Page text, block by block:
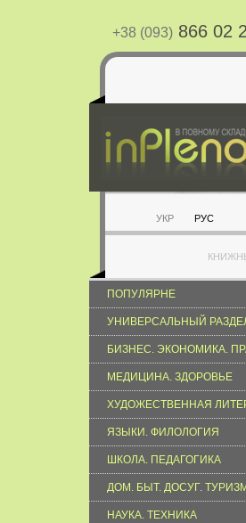
+38 (093) 866 02
УКР РУС
ПОПУЛЯРНЕ
УНИВЕРСАЛЬНЫЙ
БИЗНЕС. ЭКОНОМИКА.
МЕДИЦИНА. ЗДОРОВЬЕ
ХУДОЖЕСТВЕННАЯ
ЯЗЫКИ. ФИЛОЛОГИЯ
ШКОЛА. ПЕДАГОГИКА
ДОМ. БЫТ. ДОСУГ. ТУРИЗМ
НАУКА. ТЕХНИКА